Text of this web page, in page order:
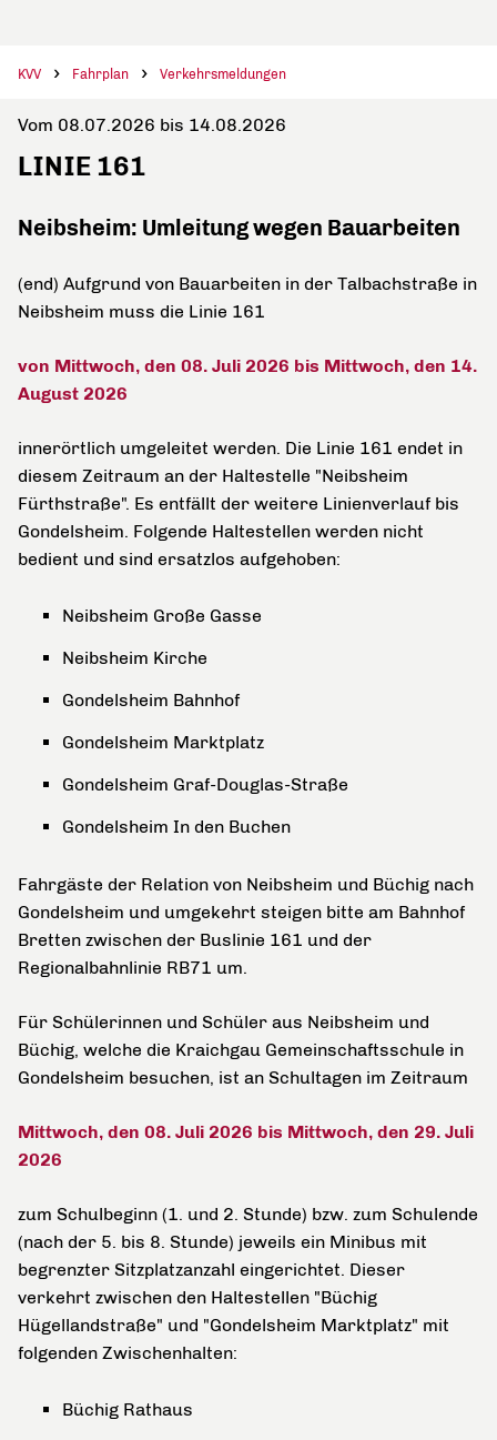
KVV Fahrplan Verkehrsmeldungen
Vom 08.07.2026 bis 14.08.2026
LINIE 161
Neibsheim: Umleitung wegen Bauarbeiten
(end) Aufgrund von Bauarbeiten in der Talbachstraße in
Neibsheim muss die Linie 161
von Mittwoch, den 08. Juli 2026 bis Mittwoch, den 14.
August 2026
innerörtlich umgeleitet werden. Die Linie 161 endet in
diesem Zeitraum an der Haltestelle "Neibsheim
Fürthstraße". Es entfällt der weitere Linienverlauf bis
Gondelsheim. Folgende Haltestellen werden nicht
bedient und sind ersatzlos aufgehoben:
Neibsheim Große Gasse
Neibsheim Kirche
Gondelsheim Bahnhof
Gondelsheim Marktplatz
Gondelsheim Graf-Douglas-Straße
Gondelsheim In den Buchen
Fahrgäste der Relation von Neibsheim und Büchig nach
Gondelsheim und umgekehrt steigen bitte am Bahnhof
Bretten zwischen der Buslinie 161 und der
Regionalbahnlinie RB71 um.
Für Schülerinnen und Schüler aus Neibsheim und
Büchig, welche die Kraichgau Gemeinschaftsschule in
Gondelsheim besuchen, ist an Schultagen im Zeitraum
Mittwoch, den 08. Juli 2026 bis Mittwoch, den 29. Juli
2026
zum Schulbeginn (1. und 2. Stunde) bzw. zum Schulende
(nach der 5. bis 8. Stunde) jeweils ein Minibus mit
begrenzter Sitzplatzanzahl eingerichtet. Dieser
verkehrt zwischen den Haltestellen "Büchig
Hügellandstraße" und "Gondelsheim Marktplatz" mit
folgenden Zwischenhalten:
Büchig Rathaus